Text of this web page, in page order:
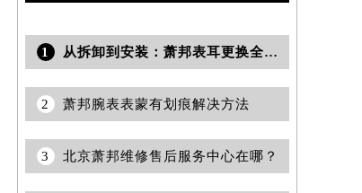
1 从拆卸到安装：萧邦表耳更换全流程揭秘
2 萧邦腕表表蒙有划痕解决方法
3 北京萧邦维修售后服务中心在哪？